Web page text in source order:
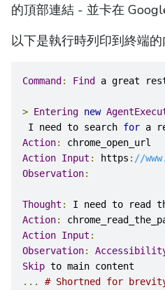
的頂部連結 - 並卡在
以下是執行時列印到終端的
Command : Find a great
> Entering new
I need to search for a
Action:
chrome_open_url
Action Input : https : //
Observation:
Thought :
I need to read
Action:
Action Input :
Observation:
Skip to main content
...
# Shortned for